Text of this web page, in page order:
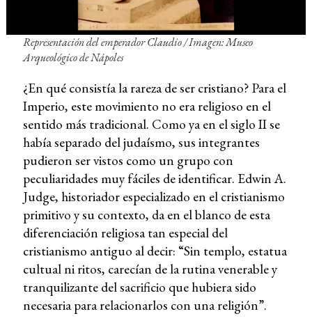
Representación del emperador Claudio / Imagen: Museo
Arqueológico de Nápoles
¿En qué consistía la rareza de ser cristiano? Para el
Imperio, este movimiento no era religioso en el
sentido más tradicional. Como ya en el siglo II se
había separado del judaísmo, sus integrantes
pudieron ser vistos como un grupo con
peculiaridades muy fáciles de identificar. Edwin A.
Judge, historiador especializado en el cristianismo
primitivo y su contexto, da en el blanco de esta
diferenciación religiosa tan especial del
cristianismo antiguo al decir: “Sin templo, estatua
cultual ni ritos, carecían de la rutina venerable y
tranquilizante del sacrificio que hubiera sido
necesaria para relacionarlos con una religión”.